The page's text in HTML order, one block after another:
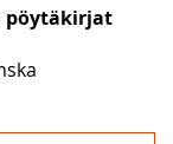
pöytäkirjat